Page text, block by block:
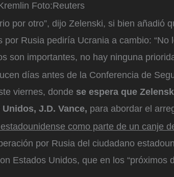
Foto:Reuters
por otro”, dijo Zelenski, si bien añadió
por Rusia pediría Ucrania a cambio: “No
son importantes, no hay ninguna
días antes de la Conferencia de
viernes, donde se espera que
J.D. Vance, para abordar el
como parte de un canje
por Rusia del ciudadano
Estados Unidos, que en los “próximos